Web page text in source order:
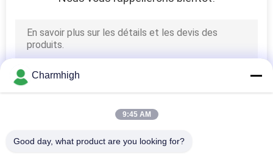
machine de soudure
de vague
Charmhigh
9:45 AM
Good day, what product are you looking for?